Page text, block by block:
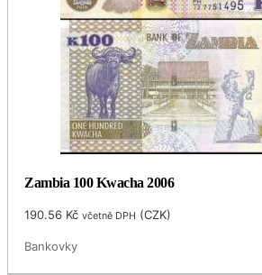
Zambia 100 Kwacha 2006
190.56 Kč včetně DPH (CZK)
Bankovky